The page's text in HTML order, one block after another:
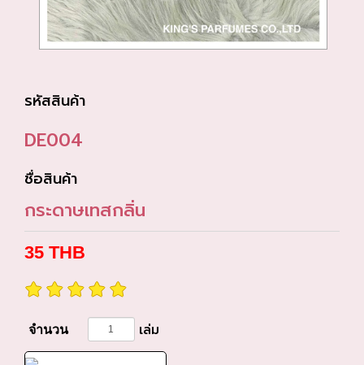
รหัสสินค้า
DE004
ชื่อสินค้า
กระดาษเทสกลิ่น
35 THB
จำนวน เล่ม